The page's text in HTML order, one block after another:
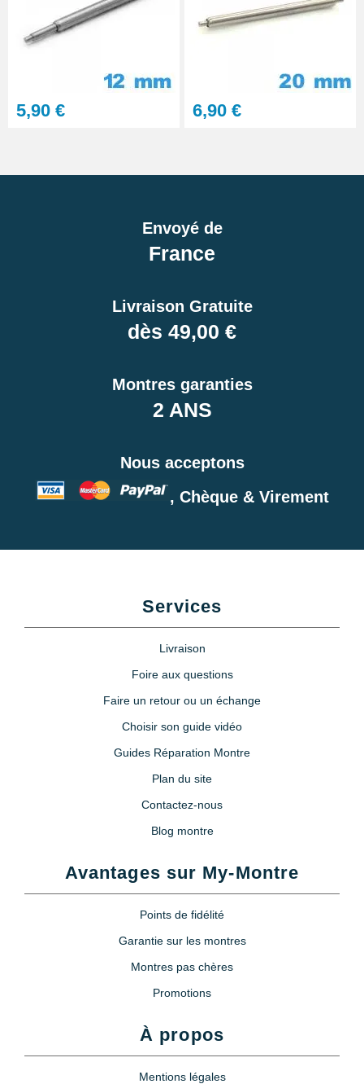
5,90 € 6,90 €
Envoyé de
France
Livraison Gratuite
dès 49,00 €
Montres garanties
2 ANS
Nous acceptons
, Chèque & Virement
Services
Livraison
Foire aux questions
Faire un retour ou un échange
Choisir son guide vidéo
Guides Réparation Montre
Plan du site
Contactez-nous
Blog montre
Avantages sur My-Montre
Points de fidélité
Garantie sur les montres
Montres pas chères
Promotions
À propos
Mentions légales